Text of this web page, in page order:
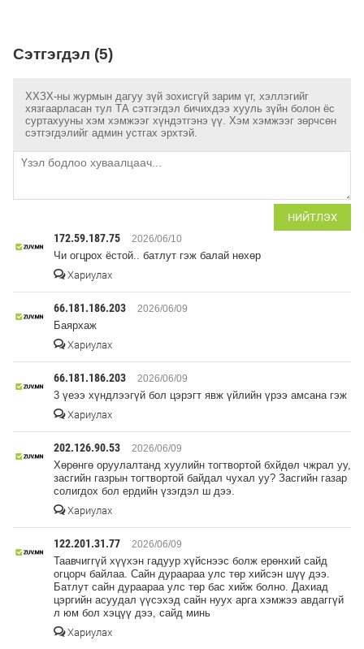
Сэтгэгдэл (5)
ХХЗХ-ны журмын дагуу зүй зохисгүй зарим үг, хэллэгийг
хязгаарласан тул ТА сэтгэгдэл бичихдээ хууль зүйн болон ёс
суртахууны хэм хэмжээг хүндэтгэнэ үү. Хэм хэмжээг зөрчсөн
сэтгэгдэлийг админ устгах эрхтэй.
НИЙТЛЭХ
172.59.187.75 2026/06/10
Чи огцрох ёстой.. батлут гэж балай нөхөр
Хариулах
66.181.186.203 2026/06/09
Баярхаж
Хариулах
66.181.186.203 2026/06/09
3 үеээ хүндлээгүй бол цэрэгт явж үйлийн үрээ амсана гэж
Хариулах
202.126.90.53 2026/06/09
Хөрөнгө оруулалтанд хуулийн тогтвортой бхйдөл чжрал уу,
засгийн газрын тогтвортой байдал чухал уу? Засгийн газар
солигдох бол ердийн үзэгдэл ш дээ.
Хариулах
122.201.31.77 2026/06/09
Taaвчиггүй хүүхэн гадуур хүйснээс болж ерөнхий сайд
огцорч байлаа. Сайн дураараа улс төр хийсэн шүү дээ.
Батлут сайн дураараа улс төр бас хийж болно. Дахиад
цэргийн асуудал үүсэхэд сайн нуух арга хэмжээ авдаггүй
л юм бол хэцүү дээ, сайд минь
Хариулах